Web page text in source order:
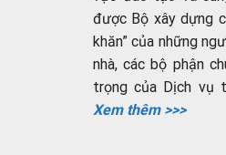
được Bộ xây dựng
khăn” của những
nhà, các bộ phận
trọng của Dịch vụ
Xem thêm >>>